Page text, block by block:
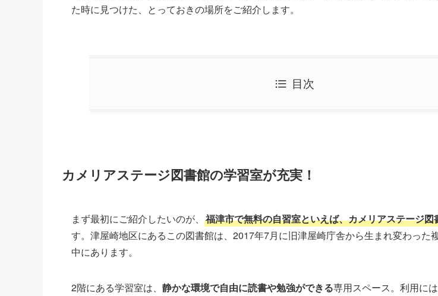
た時に見つけた、とっておきの場所をご紹介します。
目次
カメリアステージ図書館の学習室が充実！
まず最初にご紹介したいのが、 福津市で無料の自習室といえば、カメリアステージ図
す。津屋崎地区にあるこの図書館は、2017年7月に旧津屋崎庁舎から生まれ変わった
中にあります。
2階にある学習室は、 静かな環境で自由に読書や勉強ができる専用スペース。利用に